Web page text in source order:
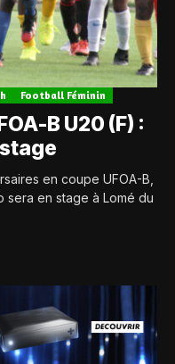
Football Féminin
B U20 (F) :
en coupe UFOA-B,
sera en stage à Lomé du